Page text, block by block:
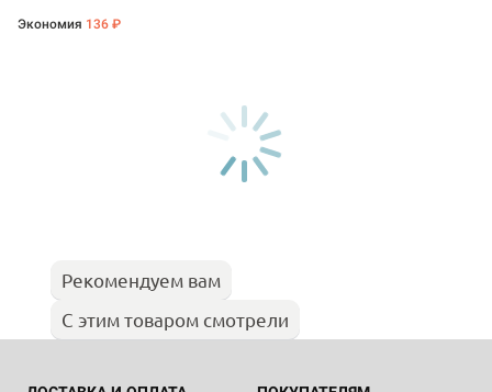
Экономия 136 ₽
Рекомендуем вам
С этим товаром смотрели